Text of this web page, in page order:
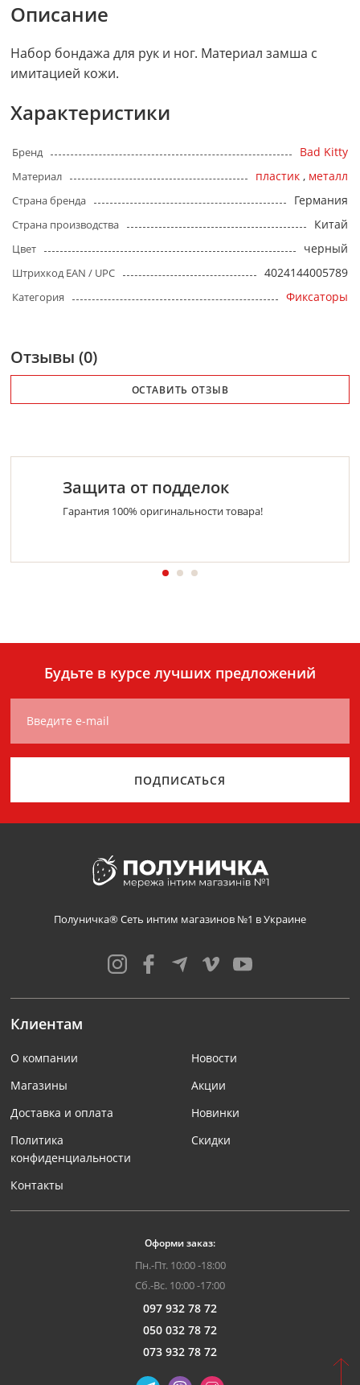
Описание
Набор бондажа для рук и ног. Материал замша с
имитацией кожи.
Характеристики
Бренд Bad Kitty
Материал пластик , металл
Страна бренда Германия
Страна производства Китай
Цвет черный
Штрихкод EAN / UPC 4024144005789
Категория Фиксаторы
Отзывы (0)
ОСТАВИТЬ ОТЗЫВ
Защита от подделок
Гарантия 100% оригинальности товара!
Будьте в курсе лучших предложений
Введите e-mail
ПОДПИСАТЬСЯ
Полуничка® Сеть интим магазинов №1 в Украине
Клиентам
О компании
Магазины
Доставка и оплата
Политика
конфиденциальности
Контакты
Новости
Акции
Новинки
Скидки
Оформи заказ:
Пн.-Пт. 10:00 -18:00
Сб.-Вс. 10:00 -17:00
097 932 78 72
050 032 78 72
073 932 78 72